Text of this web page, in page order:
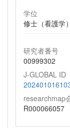
学位
修士（看護学
研究者番号
00999302
J-GLOBAL ID
researchmap
R000066057